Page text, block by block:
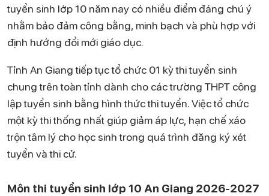
tuyển sinh lớp 10 năm nay có nhiều điểm đáng chú ý
nhằm bảo đảm công bằng, minh bạch và phù hợp với
định hướng đổi mới giáo dục.
Tỉnh An Giang tiếp tục tổ chức 01 kỳ thi tuyển sinh
chung trên toàn tỉnh dành cho các trường THPT công
lập tuyển sinh bằng hình thức thi tuyển. Việc tổ chức
một kỳ thi thống nhất giúp giảm áp lực, hạn chế xáo
trộn tâm lý cho học sinh trong quá trình đăng ký xét
tuyển và thi cử.
Môn thi tuyển sinh lớp 10 An Giang 2026-2027